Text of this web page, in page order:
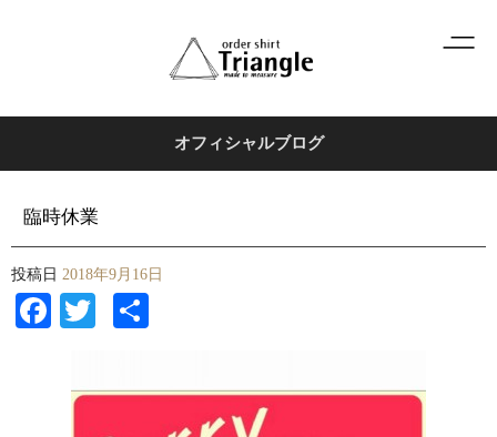
オフィシャルブログ
臨時休業
投稿日 2018年9月16日
Facebook
Twitter